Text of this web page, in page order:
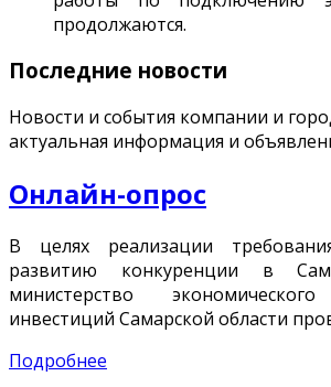
продолжаются.
Последние новости
Новости и события компании и
актуальная информация и
Онлайн-опрос
В целях реализации
развитию конкуренции в
министерство
инвестиций Самарской области
Подробнее